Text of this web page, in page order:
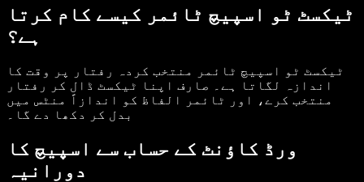
ٹیکسٹ ٹو اسپیچ ٹائمر کیسے کام کرتا
ہے؟
ٹیکسٹ ٹو اسپیچ ٹائمر منتخب کردہ رفتار پر وقت کا
اندازہ لگاتا ہے۔ صارف اپنا ٹیکسٹ ڈال کر رفتار
منتخب کرے، اور ٹائمر الفاظ کو اندازاً منٹس میں
بدل کر دکھا دے گا۔
ورڈ کاؤنٹ کے حساب سے اسپیچ کا
دورانیہ